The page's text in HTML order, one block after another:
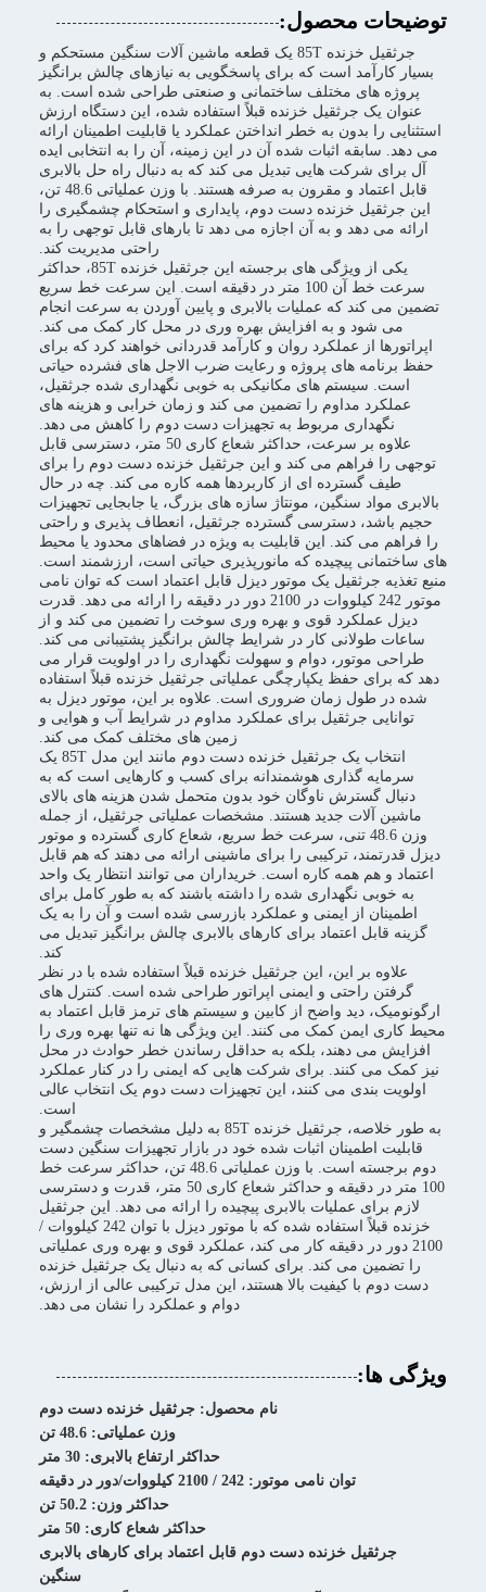
توضیحات محصول:
جرثقیل خزنده 85T یک قطعه ماشین آلات سنگین مستحکم و
بسیار کارآمد است که برای پاسخگویی به نیازهای چالش برانگیز
پروژه های مختلف ساختمانی و صنعتی طراحی شده است. به
عنوان یک جرثقیل خزنده قبلاً استفاده شده، این دستگاه ارزش
استثنایی را بدون به خطر انداختن عملکرد یا قابلیت اطمینان ارائه
می دهد. سابقه اثبات شده آن در این زمینه، آن را به انتخابی ایده
آل برای شرکت هایی تبدیل می کند که به دنبال راه حل بالابری
قابل اعتماد و مقرون به صرفه هستند. با وزن عملیاتی 48.6 تن،
این جرثقیل خزنده دست دوم، پایداری و استحکام چشمگیری را
ارائه می دهد و به آن اجازه می دهد تا بارهای قابل توجهی را به
راحتی مدیریت کند.
یکی از ویژگی های برجسته این جرثقیل خزنده 85T، حداکثر
سرعت خط آن 100 متر در دقیقه است. این سرعت خط سریع
تضمین می کند که عملیات بالابری و پایین آوردن به سرعت انجام
می شود و به افزایش بهره وری در محل کار کمک می کند.
اپراتورها از عملکرد روان و کارآمد قدردانی خواهند کرد که برای
حفظ برنامه های پروژه و رعایت ضرب الاجل های فشرده حیاتی
است. سیستم های مکانیکی به خوبی نگهداری شده جرثقیل،
عملکرد مداوم را تضمین می کند و زمان خرابی و هزینه های
نگهداری مربوط به تجهیزات دست دوم را کاهش می دهد.
علاوه بر سرعت، حداکثر شعاع کاری 50 متر، دسترسی قابل
توجهی را فراهم می کند و این جرثقیل خزنده دست دوم را برای
طیف گسترده ای از کاربردها همه کاره می کند. چه در حال
بالابری مواد سنگین، مونتاژ سازه های بزرگ، یا جابجایی تجهیزات
حجیم باشد، دسترسی گسترده جرثقیل، انعطاف پذیری و راحتی
را فراهم می کند. این قابلیت به ویژه در فضاهای محدود یا محیط
های ساختمانی پیچیده که مانورپذیری حیاتی است، ارزشمند است.
منبع تغذیه جرثقیل یک موتور دیزل قابل اعتماد است که توان نامی
موتور 242 کیلووات در 2100 دور در دقیقه را ارائه می دهد. قدرت
دیزل عملکرد قوی و بهره وری سوخت را تضمین می کند و از
ساعات طولانی کار در شرایط چالش برانگیز پشتیبانی می کند.
طراحی موتور، دوام و سهولت نگهداری را در اولویت قرار می
دهد که برای حفظ یکپارچگی عملیاتی جرثقیل خزنده قبلاً استفاده
شده در طول زمان ضروری است. علاوه بر این، موتور دیزل به
توانایی جرثقیل برای عملکرد مداوم در شرایط آب و هوایی و
زمین های مختلف کمک می کند.
انتخاب یک جرثقیل خزنده دست دوم مانند این مدل 85T یک
سرمایه گذاری هوشمندانه برای کسب و کارهایی است که به
دنبال گسترش ناوگان خود بدون متحمل شدن هزینه های بالای
ماشین آلات جدید هستند. مشخصات عملیاتی جرثقیل، از جمله
وزن 48.6 تنی، سرعت خط سریع، شعاع کاری گسترده و موتور
دیزل قدرتمند، ترکیبی را برای ماشینی ارائه می دهند که هم قابل
اعتماد و هم همه کاره است. خریداران می توانند انتظار یک واحد
به خوبی نگهداری شده را داشته باشند که به طور کامل برای
اطمینان از ایمنی و عملکرد بازرسی شده است و آن را به یک
گزینه قابل اعتماد برای کارهای بالابری چالش برانگیز تبدیل می
کند.
علاوه بر این، این جرثقیل خزنده قبلاً استفاده شده با در نظر
گرفتن راحتی و ایمنی اپراتور طراحی شده است. کنترل های
ارگونومیک، دید واضح از کابین و سیستم های ترمز قابل اعتماد به
محیط کاری ایمن کمک می کنند. این ویژگی ها نه تنها بهره وری را
افزایش می دهند، بلکه به حداقل رساندن خطر حوادث در محل
نیز کمک می کنند. برای شرکت هایی که ایمنی را در کنار عملکرد
اولویت بندی می کنند، این تجهیزات دست دوم یک انتخاب عالی
است.
به طور خلاصه، جرثقیل خزنده 85T به دلیل مشخصات چشمگیر و
قابلیت اطمینان اثبات شده خود در بازار تجهیزات سنگین دست
دوم برجسته است. با وزن عملیاتی 48.6 تن، حداکثر سرعت خط
100 متر در دقیقه و حداکثر شعاع کاری 50 متر، قدرت و دسترسی
لازم برای عملیات بالابری پیچیده را ارائه می دهد. این جرثقیل
خزنده قبلاً استفاده شده که با موتور دیزل با توان 242 کیلووات /
2100 دور در دقیقه کار می کند، عملکرد قوی و بهره وری عملیاتی
را تضمین می کند. برای کسانی که به دنبال یک جرثقیل خزنده
دست دوم با کیفیت بالا هستند، این مدل ترکیبی عالی از ارزش،
دوام و عملکرد را نشان می دهد.
ویژگی ها:
نام محصول: جرثقیل خزنده دست دوم
وزن عملیاتی: 48.6 تن
حداکثر ارتفاع بالابری: 30 متر
توان نامی موتور: 242 / 2100 کیلووات/دور در دقیقه
حداکثر وزن: 50.2 تن
حداکثر شعاع کاری: 50 متر
جرثقیل خزنده دست دوم قابل اعتماد برای کارهای بالابری
سنگین